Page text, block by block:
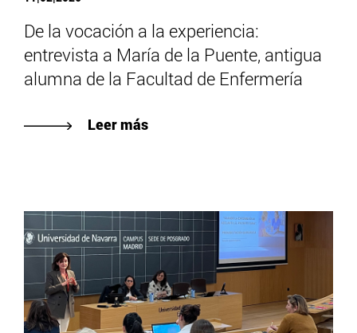
De la vocación a la experiencia:
entrevista a María de la Puente, antigua
alumna de la Facultad de Enfermería
Leer más